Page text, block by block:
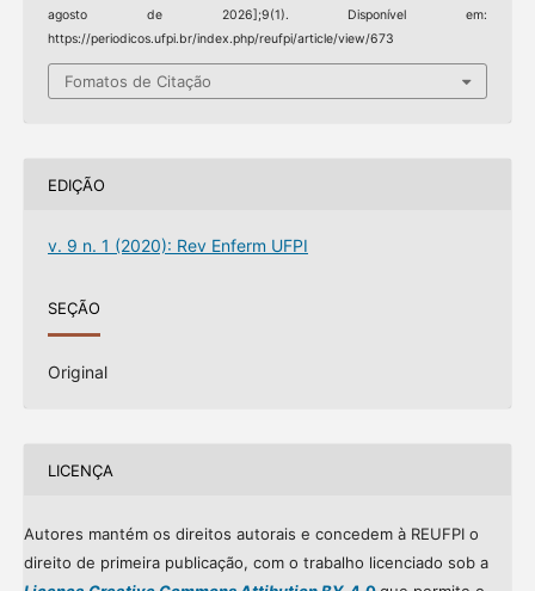
agosto de 2026];9(1). Disponível em:
https://periodicos.ufpi.br/index.php/reufpi/article/view/673
Fomatos de Citação
EDIÇÃO
v. 9 n. 1 (2020): Rev Enferm UFPI
SEÇÃO
Original
LICENÇA
Autores mantém os direitos autorais e concedem à REUFPI o
direito de primeira publicação, com o trabalho licenciado sob a